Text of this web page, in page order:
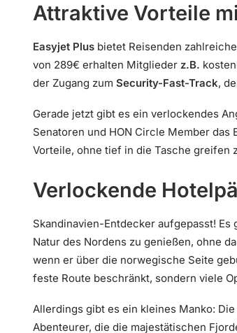
Attraktive Vorteile
Easyjet Plus bietet Reisenden
von 289€ erhalten Mitglieder z.B.
der Zugang zum Security-Fast-Track,
Gerade jetzt gibt es ein verlockendes
Senatoren und HON Circle Member
Vorteile, ohne tief in die Tasche greifen
Verlockende
Skandinavien-Entdecker aufgepasst! Es
Natur des Nordens zu genießen, ohne
wenn er über die norwegische Seite
feste Route beschränkt, sondern viele
Allerdings gibt es ein kleines Manko:
Abenteurer, die die majestätischen